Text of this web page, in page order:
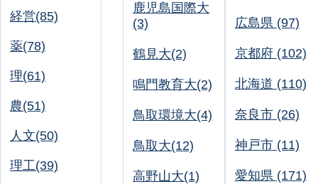
経営(85)
薬(78)
理(61)
農(51)
人文(50)
理工(39)
鹿児島国際大
(3)
鶴見大(2)
鳴門教育大(2)
鳥取環境大(4)
鳥取大(12)
高野山大(1)
広島県 (97)
京都府 (102)
北海道 (110)
奈良市 (26)
神戸市 (11)
愛知県 (171)